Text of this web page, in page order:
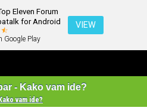
Eleven Forum
for Android
Google Play
VIEW
- Kako vam ide?
vam ide?